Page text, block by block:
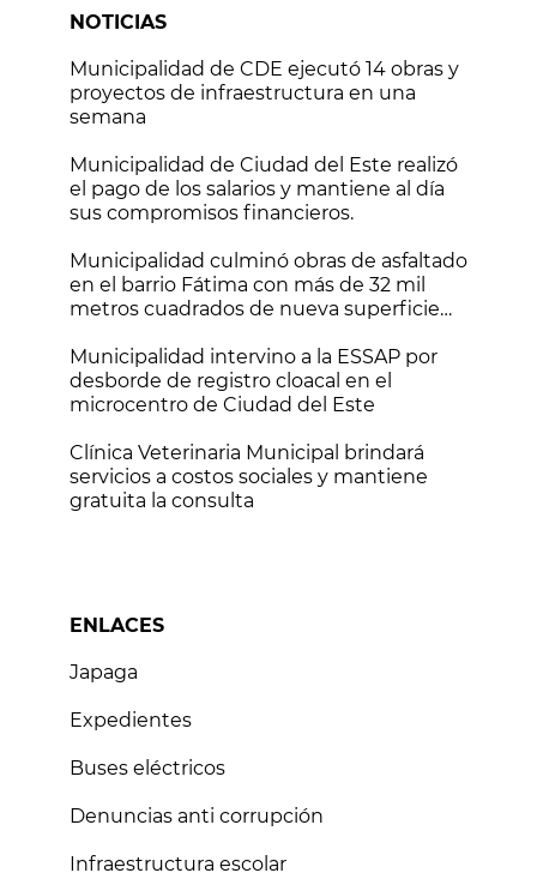
NOTICIAS
Municipalidad de CDE ejecutó 14 obras y
proyectos de infraestructura en una
semana
Municipalidad de Ciudad del Este realizó
el pago de los salarios y mantiene al día
sus compromisos financieros.
Municipalidad culminó obras de asfaltado
en el barrio Fátima con más de 32 mil
metros cuadrados de nueva superficie
Municipalidad intervino a la ESSAP por
desborde de registro cloacal en el
microcentro de Ciudad del Este
Clínica Veterinaria Municipal brindará
servicios a costos sociales y mantiene
gratuita la consulta
ENLACES
Japaga
Expedientes
Buses eléctricos
Denuncias anti corrupción
Infraestructura escolar